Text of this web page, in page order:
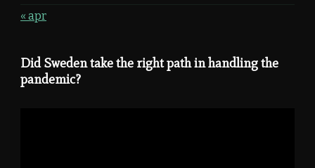
« apr
Did Sweden take the right path in handling the
pandemic?